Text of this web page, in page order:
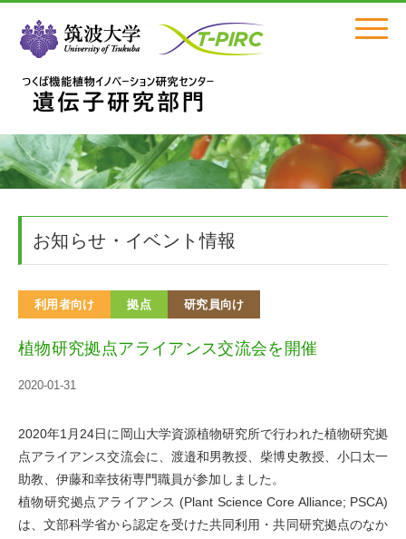
Click
お知らせ・イベント情報
利用者向け 拠点 研究員向け
植物研究拠点アライアンス交流会を開催
2020-01-31
2020年1月24日に岡山大学資源植物研究所で行われた植物研究拠
点アライアンス交流会に、渡邉和男教授、柴博史教授、小口太一
助教、伊藤和幸技術専門職員が参加しました。
植物研究拠点アライアンス (Plant Science Core Alliance; PSCA)
は、文部科学省から認定を受けた共同利用・共同研究拠点のなか